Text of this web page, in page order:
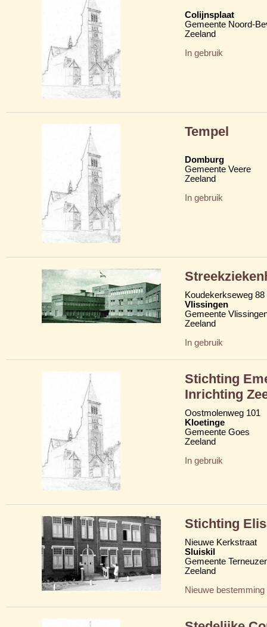
Colijnsplaat
Gemeente Noord-
Zeeland
In gebruik
Tempel
Domburg
Gemeente Veere
Zeeland
In gebruik
Koudekerkseweg 88
Vlissingen
Gemeente
Zeeland
In gebruik
Stichting
Inrichting
Oostmolenweg 101
Kloetinge
Gemeente Goes
Zeeland
In gebruik
Stichting
Nieuwe Kerkstraat
Sluiskil
Gemeente
Zeeland
Nieuwe bestemming